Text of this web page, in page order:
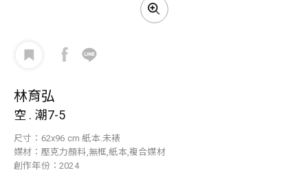
林育弘
空 . 潮7-5
尺寸：62x96 cm 紙本.未裱
媒材：壓克力顏料,無框,紙本,複合媒材
創作年份：2024